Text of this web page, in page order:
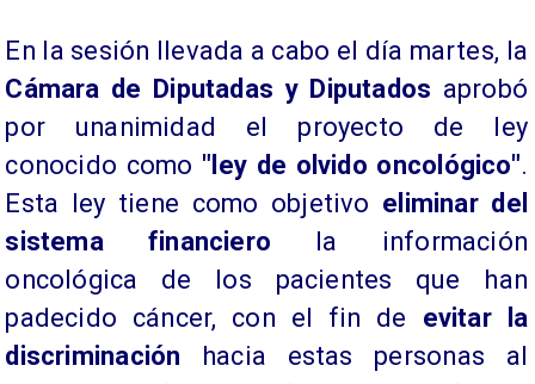
En la sesión llevada a cabo el día martes, la
Cámara de Diputadas y Diputados aprobó
por unanimidad el proyecto de ley
conocido como "ley de olvido oncológico".
Esta ley tiene como objetivo eliminar del
sistema financiero la información
oncológica de los pacientes que han
padecido cáncer, con el fin de evitar la
discriminación hacia estas personas al